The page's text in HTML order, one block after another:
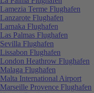
Lamezia Terme Flughafen
Lanzarote Flughafen
Larnaka Flughafen
Las Palmas Flughafen
Sevilla Flughafen
Lissabon Flughafen
London Heathrow Flughafen
Malaga Flughafen
Malta International Airport
Marseille Provence Flughafen